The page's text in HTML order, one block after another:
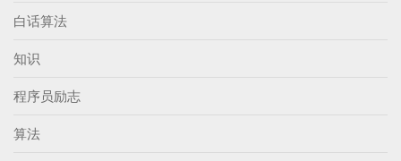
白话算法
知识
程序员励志
算法